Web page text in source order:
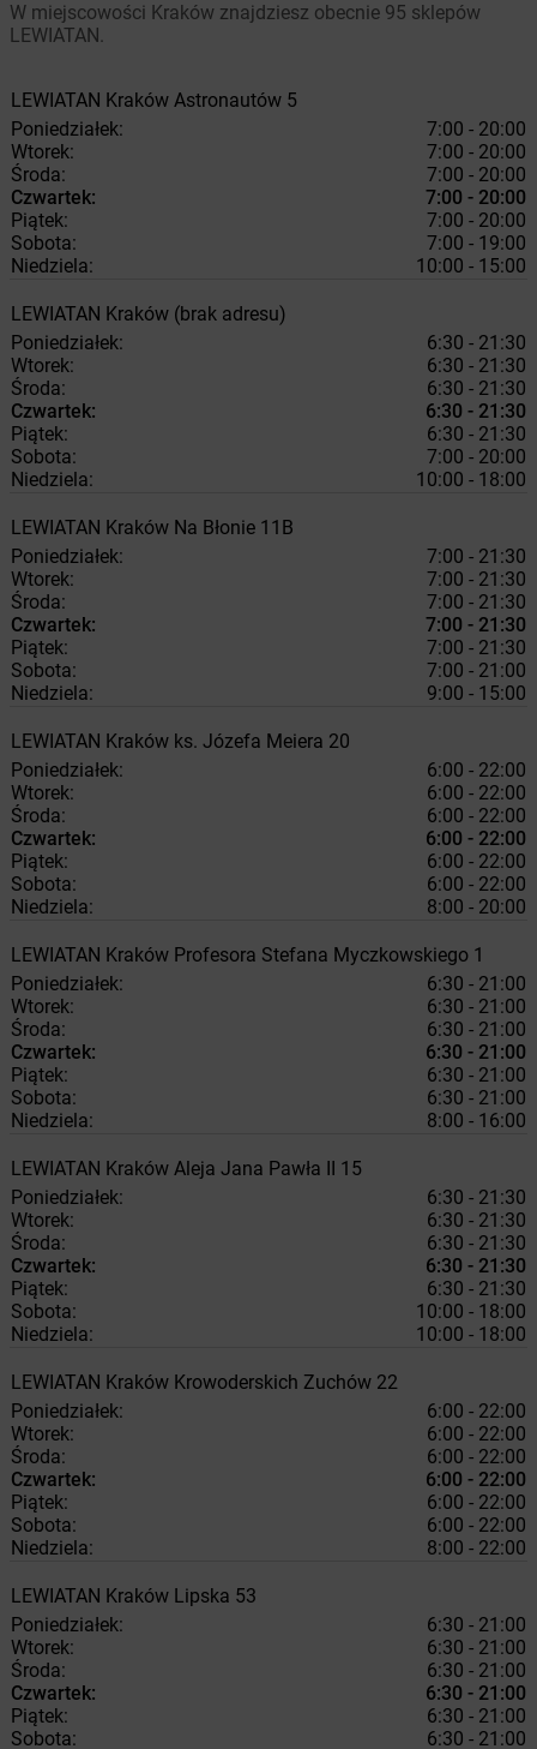
W miejscowości Kraków znajdziesz obecnie 95 sklepów
LEWIATAN.
LEWIATAN Kraków Astronautów 5
Poniedziałek:
7:00 - 20:00
Wtorek:
7:00 - 20:00
Środa:
7:00 - 20:00
Czwartek:
7:00 - 20:00
Piątek:
7:00 - 20:00
Sobota:
7:00 - 19:00
Niedziela:
10:00 - 15:00
LEWIATAN Kraków (brak adresu)
Poniedziałek:
6:30 - 21:30
Wtorek:
6:30 - 21:30
Środa:
6:30 - 21:30
Czwartek:
6:30 - 21:30
Piątek:
6:30 - 21:30
Sobota:
7:00 - 20:00
Niedziela:
10:00 - 18:00
LEWIATAN Kraków Na Błonie 11B
Poniedziałek:
7:00 - 21:30
Wtorek:
7:00 - 21:30
Środa:
7:00 - 21:30
Czwartek:
7:00 - 21:30
Piątek:
7:00 - 21:30
Sobota:
7:00 - 21:00
Niedziela:
9:00 - 15:00
LEWIATAN Kraków ks. Józefa Meiera 20
Poniedziałek:
6:00 - 22:00
Wtorek:
6:00 - 22:00
Środa:
6:00 - 22:00
Czwartek:
6:00 - 22:00
Piątek:
6:00 - 22:00
Sobota:
6:00 - 22:00
Niedziela:
8:00 - 20:00
LEWIATAN Kraków Profesora Stefana Myczkowskiego 1
Poniedziałek:
6:30 - 21:00
Wtorek:
6:30 - 21:00
Środa:
6:30 - 21:00
Czwartek:
6:30 - 21:00
Piątek:
6:30 - 21:00
Sobota:
6:30 - 21:00
Niedziela:
8:00 - 16:00
LEWIATAN Kraków Aleja Jana Pawła II 15
Poniedziałek:
6:30 - 21:30
Wtorek:
6:30 - 21:30
Środa:
6:30 - 21:30
Czwartek:
6:30 - 21:30
Piątek:
6:30 - 21:30
Sobota:
10:00 - 18:00
Niedziela:
10:00 - 18:00
LEWIATAN Kraków Krowoderskich Zuchów 22
Poniedziałek:
6:00 - 22:00
Wtorek:
6:00 - 22:00
Środa:
6:00 - 22:00
Czwartek:
6:00 - 22:00
Piątek:
6:00 - 22:00
Sobota:
6:00 - 22:00
Niedziela:
8:00 - 22:00
LEWIATAN Kraków Lipska 53
Poniedziałek:
6:30 - 21:00
Wtorek:
6:30 - 21:00
Środa:
6:30 - 21:00
Czwartek:
6:30 - 21:00
Piątek:
6:30 - 21:00
Sobota:
6:30 - 21:00